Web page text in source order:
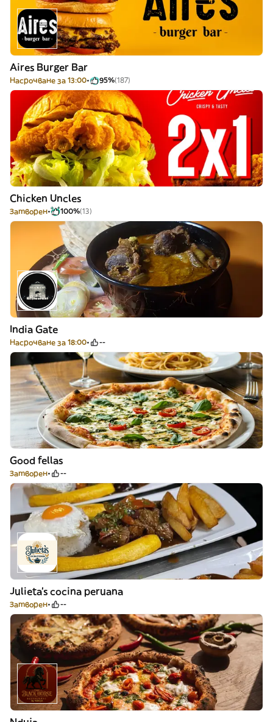
Aires Burger Bar
Насрочване за 13:00 95%(187)
Chicken Uncles
Затворен 100%(13)
India Gate
Насрочване за 18:00 --
Good fellas
Затворен --
Julieta’s cocina peruana
Затворен --